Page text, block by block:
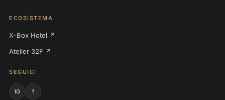
ECOSISTEMA
X-Box Hotel ↗
Atelier 32F ↗
SEGUICI
IG f